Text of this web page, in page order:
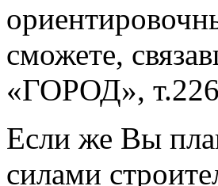
сможете,
«ГОРОД»,
Если же Вы
силами